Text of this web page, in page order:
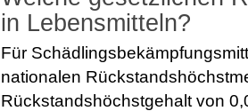
in Lebensmitteln?
Für
nationalen
Rückstandshöchstgehalt von